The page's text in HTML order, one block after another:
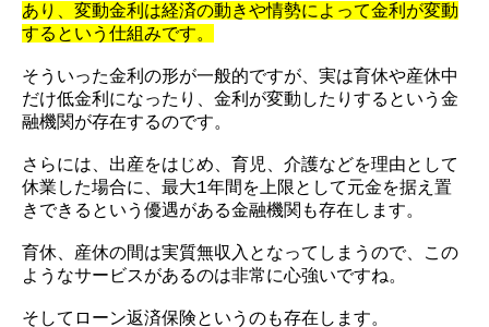
あり、変動金利は経済の動きや情勢によって金利が変動
するという仕組みです。
そういった金利の形が一般的ですが、実は育休や産休中
だけ低金利になったり、金利が変動したりするという金
融機関が存在するのです。
さらには、出産をはじめ、育児、介護などを理由として
休業した場合に、最大1年間を上限として元金を据え置
きできるという優遇がある金融機関も存在します。
育休、産休の間は実質無収入となってしまうので、この
ようなサービスがあるのは非常に心強いですね。
そしてローン返済保険というのも存在します。